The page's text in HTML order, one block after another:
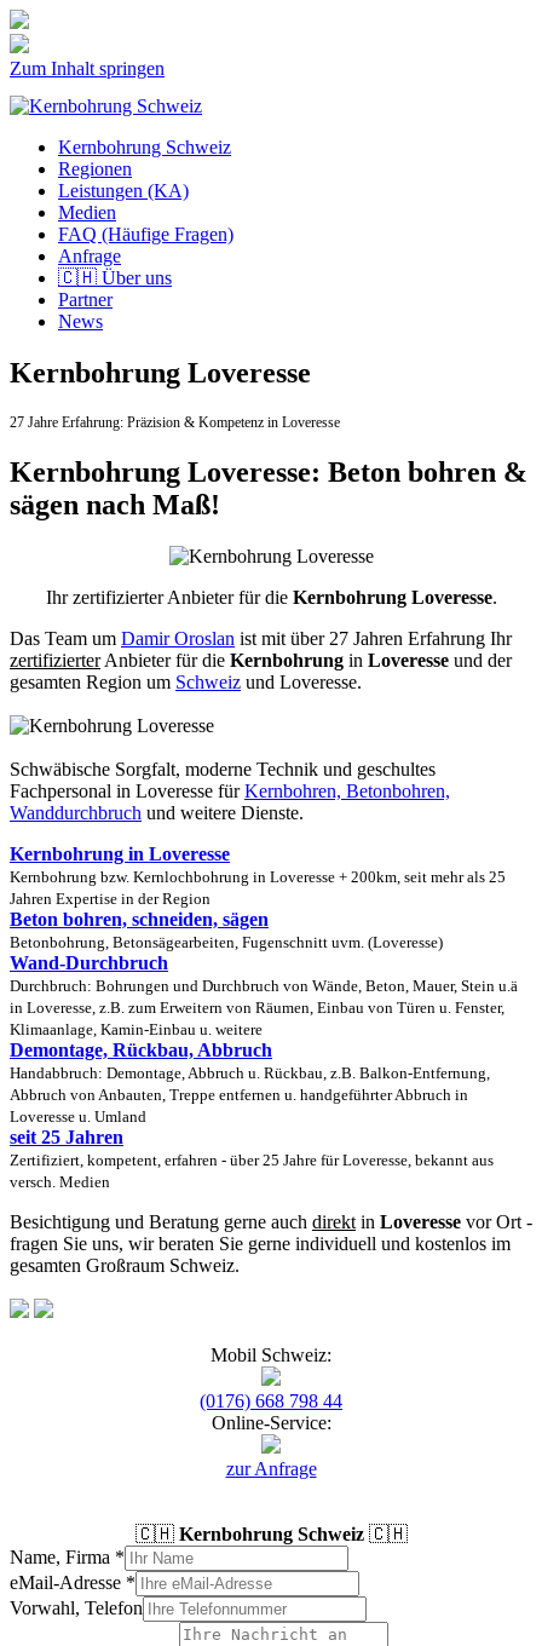
Zum Inhalt springen
Kernbohrung Schweiz
Regionen
Leistungen (KA)
Medien
FAQ (Häufige Fragen)
Anfrage
🇨🇭 Über uns
Partner
News
Kernbohrung Loveresse
27 Jahre Erfahrung: Präzision & Kompetenz in Loveresse
Kernbohrung Loveresse: Beton bohren &
sägen nach Maß!
Ihr zertifizierter Anbieter für die Kernbohrung Loveresse.
Das Team um Damir Oroslan ist mit über 27 Jahren Erfahrung Ihr
zertifizierterAnbieter für die Kernbohrung in Loveresse und der
gesamten Region um Schweiz und Loveresse.
Schwäbische Sorgfalt, moderne Technik und geschultes
Fachpersonal in Loveresse fürKernbohren, Betonbohren,
Wanddurchbruch und weitere Dienste.
Kernbohrung in Loveresse
Kernbohrung bzw. Kernlochbohrung in Loveresse + 200km, seit mehr als 25
Jahren Expertise in der Region
Beton bohren, schneiden, sägen
Betonbohrung, Betonsägearbeiten, Fugenschnitt uvm. (Loveresse)
Wand-Durchbruch
Durchbruch: Bohrungen und Durchbruch von Wände, Beton, Mauer, Stein u.ä
in Loveresse, z.B. zum Erweitern von Räumen, Einbau von Türen u. Fenster,
Klimaanlage, Kamin-Einbau u. weitere
Demontage, Rückbau, Abbruch
Handabbruch: Demontage, Abbruch u. Rückbau, z.B. Balkon-Entfernung,
Abbruch von Anbauten, Treppe entfernen u. handgeführter Abbruch in
Loveresse u. Umland
seit 25 Jahren
Zertifiziert, kompetent, erfahren - über 25 Jahre für Loveresse, bekannt aus
versch. Medien
Besichtigung und Beratung gerne auch direkt in Loveresse vor Ort -
fragen Sie uns, wir beraten Sie gerne individuell und kostenlos im
gesamten Großraum Schweiz.
Mobil Schweiz:
(0176) 668 798 44
Online-Service:
zur Anfrage
🇨🇭 Kernbohrung Schweiz🇨🇭
Name, Firma *
eMail-Adresse *
Vorwahl, Telefon